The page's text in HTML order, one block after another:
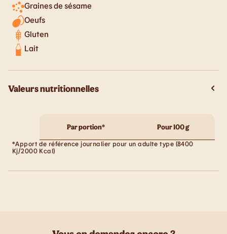
Graines de sésame
Oeufs
Gluten
Lait
Valeurs nutritionnelles
Par portion* Pour 100 g
*Apport de référence journalier pour un adulte type (8400
Kj/2000 Kcal)